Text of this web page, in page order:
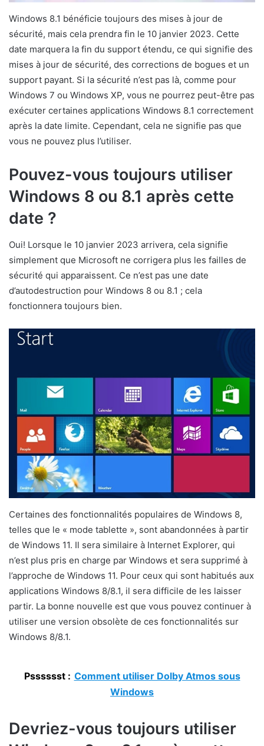
Windows 8.1 bénéficie toujours des mises à jour de
sécurité, mais cela prendra fin le 10 janvier 2023. Cette
date marquera la fin du support étendu, ce qui signifie des
mises à jour de sécurité, des corrections de bogues et un
support payant. Si la sécurité n’est pas là, comme pour
Windows 7 ou Windows XP, vous ne pourrez peut-être pas
exécuter certaines applications Windows 8.1 correctement
après la date limite. Cependant, cela ne signifie pas que
vous ne pouvez plus l’utiliser.
Pouvez-vous toujours utiliser
Windows 8 ou 8.1 après cette
date ?
Oui! Lorsque le 10 janvier 2023 arrivera, cela signifie
simplement que Microsoft ne corrigera plus les failles de
sécurité qui apparaissent. Ce n’est pas une date
d’autodestruction pour Windows 8 ou 8.1 ; cela
fonctionnera toujours bien.
Certaines des fonctionnalités populaires de Windows 8,
telles que le « mode tablette », sont abandonnées à partir
de Windows 11. Il sera similaire à Internet Explorer, qui
n’est plus pris en charge par Windows et sera supprimé à
l’approche de Windows 11. Pour ceux qui sont habitués aux
applications Windows 8/8.1, il sera difficile de les laisser
partir. La bonne nouvelle est que vous pouvez continuer à
utiliser une version obsolète de ces fonctionnalités sur
Windows 8/8.1.
Psssssst : Comment utiliser Dolby Atmos sous
Windows
Devriez-vous toujours utiliser